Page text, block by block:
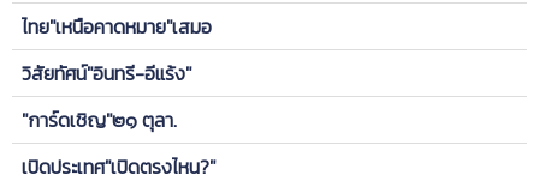
ไทย"เหนือคาดหมาย"เสมอ
วิสัยทัศน์"อินทรี-อีแร้ง"
"การ์ดเชิญ"๒๑ ตุลา.
เปิดประเทศ"เปิดตรงไหน?"